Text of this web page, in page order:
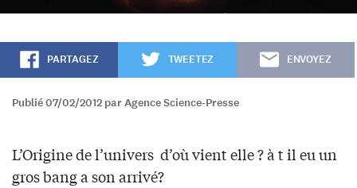
PARTAGEZ TWEETEZ ENVOYEZ
Publié 07/02/2012 par Agence Science-Presse
L’Origine de l’univers d’où vient elle ? à t il eu un
grosbanga son arrivé?